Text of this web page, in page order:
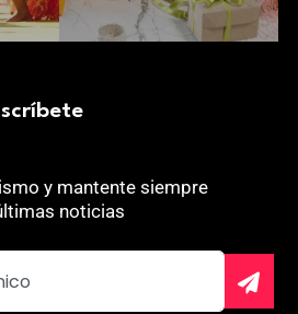
y mantente siempre
noticias